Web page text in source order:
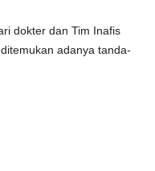
dokter dan Tim Inafis
adanya tanda-